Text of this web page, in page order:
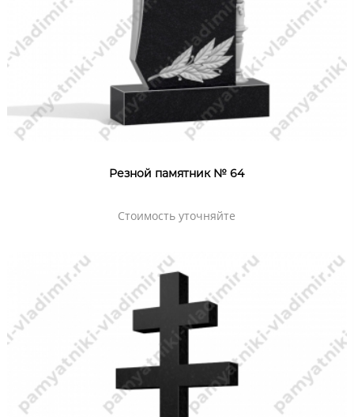
Резной памятник № 64
Стоимость уточняйте